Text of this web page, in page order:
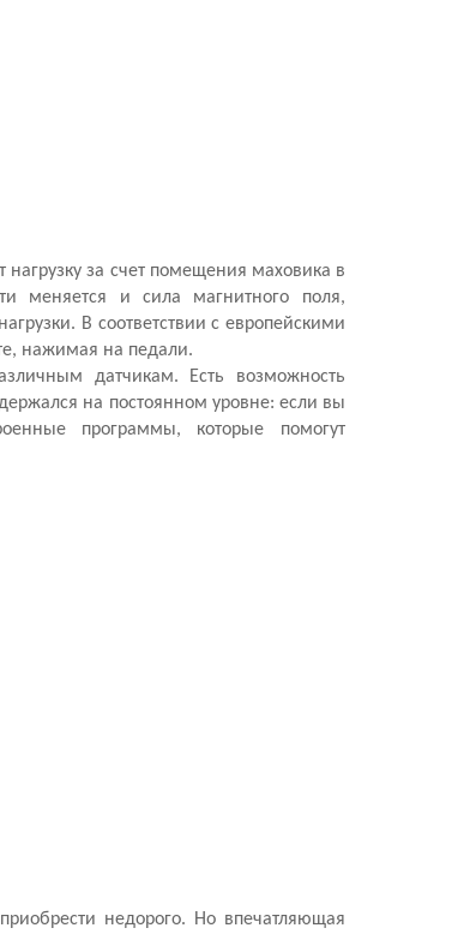
за счет помещения маховика в
меняется и сила магнитного поля,
В соответствии с европейскими
нажимая на педали.
датчикам. Есть возможность
на постоянном уровне: если вы
программы, которые помогут
недорого. Но впечатляющая